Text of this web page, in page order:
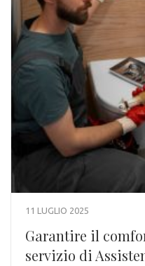
11 LUGLIO 2025
Garantire il
servizio di